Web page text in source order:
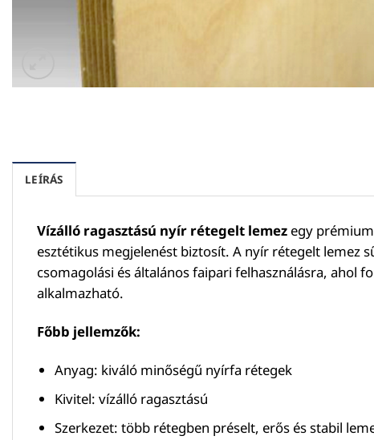
LEÍRÁS
Vízálló ragasztású nyír rétegelt lemez egy
esztétikus megjelenést biztosít. A nyír rétegelt lemez
csomagolási és általános faipari felhasználásra, ahol
alkalmazható.
Főbb jellemzők:
Anyag: kiváló minőségű nyírfa rétegek
Kivitel: vízálló ragasztású
Szerkezet: több rétegben préselt, erős és stabil